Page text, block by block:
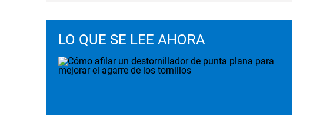
LO QUE SE LEE AHORA